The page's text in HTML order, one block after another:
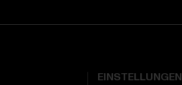
EINSTELLUNGEN